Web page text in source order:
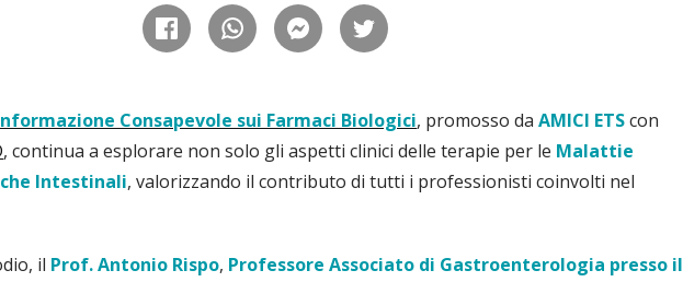
Consapevole sui Farmaci Biologici, promosso daAMICI ETScon
, continua a esplorare non solo gli aspetti clinici delle terapie per le Malattie
Intestinali, valorizzando il contributo di tutti i professionisti coinvolti nel
il Prof. Antonio Rispo, Professore Associato di Gastroenterologia presso il